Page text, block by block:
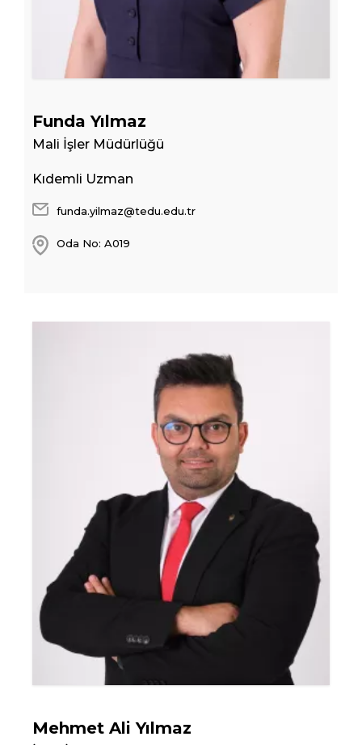
Funda Yılmaz
Mali İşler Müdürlüğü
Kıdemli Uzman
funda.yilmaz@tedu.edu.tr
Oda No: A019
Mehmet Ali Yılmaz